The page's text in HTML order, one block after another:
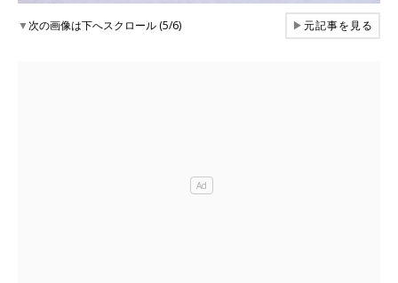
▼次の画像は下へスクロール (5/6) ▶元記事を見る